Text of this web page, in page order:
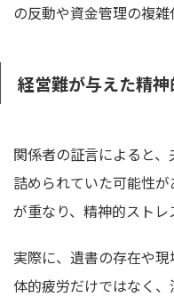
の反動や資金管理の複雑
経営難が与えた精
関係者の証言によると
詰められていた可能性
が重なり、精神的ストレ
実際に、遺書の存在や
体的疲労だけではなく